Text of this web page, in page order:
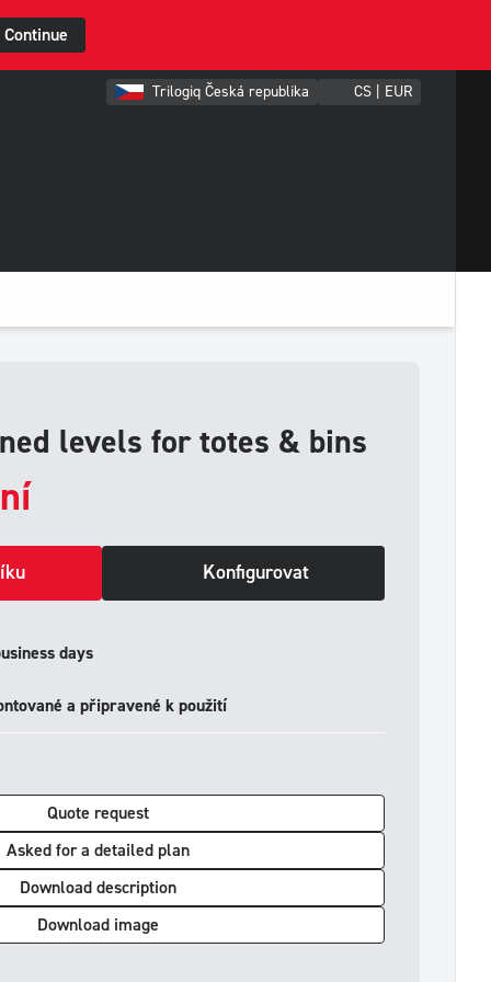
Continue
Trilogiq Česká republika CS | EUR
levels for totes & bins
Konfigurovat
days
a připravené k použití
Quote request
Asked for a detailed plan
Download description
Download image